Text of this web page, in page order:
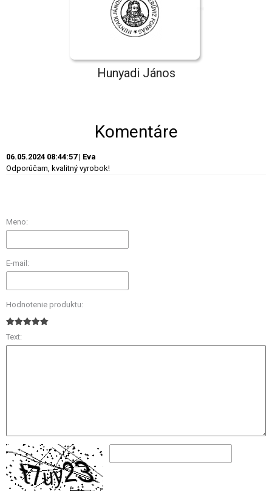
Hunyadi János
Komentáre
06.05.2024 08:44:57 | Eva
Odporúčam, kvalitný vyrobok!
Meno:
E-mail:
Hodnotenie produktu:
Text: